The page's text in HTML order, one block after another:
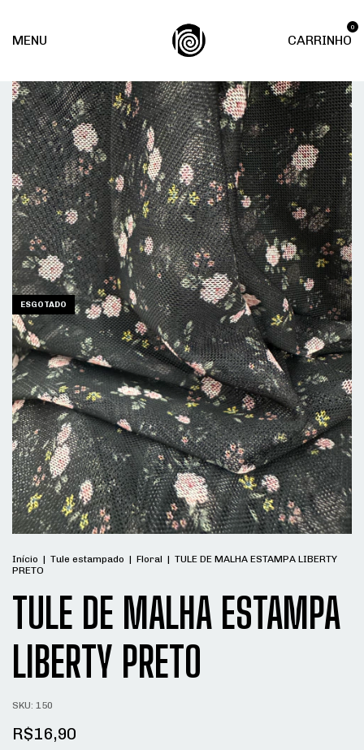
MENU CARRINHO
0
ESGOTADO
Início | Tule estampado | Floral | TULE DE MALHA ESTAMPA LIBERTY
PRETO
TULE DE MALHA ESTAMPA
LIBERTY PRETO
SKU: 150
R$16,90